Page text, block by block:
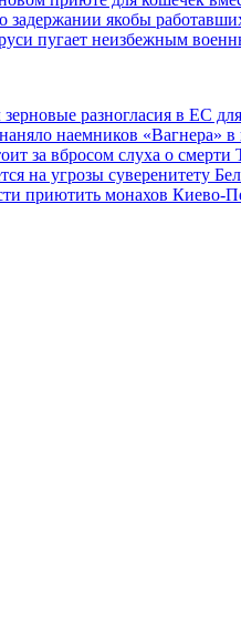
задержании якобы
пугает неизбежным
разногласия в ЕС
наемников «Вагнера» в
за вбросом слуха о смерти
на угрозы суверенитету
приютить монахов Киево-